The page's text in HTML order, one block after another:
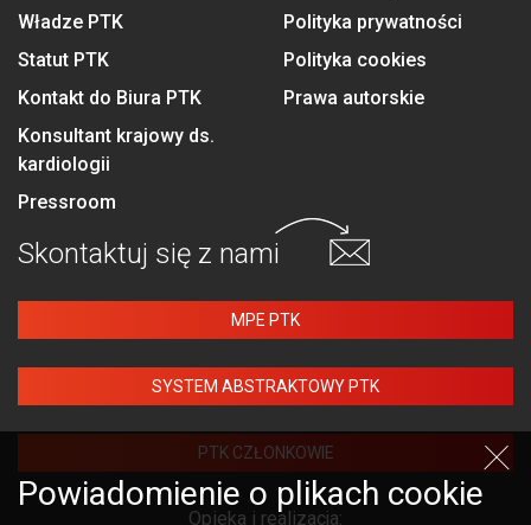
Władze PTK
Statut PTK
Kontakt do Biura PTK
Konsultant krajowy ds.
kardiologii
Pressroom
Polityka prywatności
Polityka cookies
Prawa autorskie
Skontaktuj się z nami
MPE PTK
SYSTEM ABSTRAKTOWY PTK
PTK CZŁONKOWIE
Opieka i realizacja:
Powiadomienie o plikach cookie